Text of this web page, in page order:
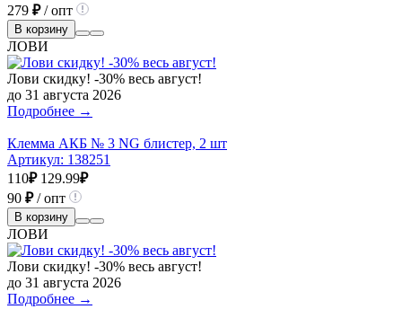
279 ₽/ опт
В корзину
ЛОВИ
Лови скидку! -30% весь август!
до 31 августа 2026
Подробнее →
Клемма АКБ № 3 NG блистер, 2 шт
Артикул: 138251
110₽ 129.99₽
90 ₽/ опт
В корзину
ЛОВИ
Лови скидку! -30% весь август!
до 31 августа 2026
Подробнее →